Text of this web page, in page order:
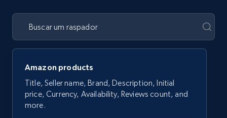
Amazon products
Title, Seller name, Brand, Description, Initial
price, Currency, Availability, Reviews count, and
more.